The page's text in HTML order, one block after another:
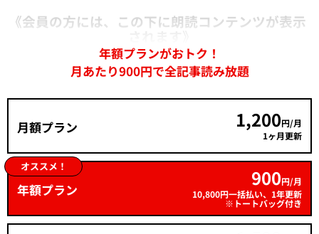
《会員の方には、この下に朗読コンテンツが表示
年額プランがおトク！
月あたり900円で全記事読み放題
月額プラン 1,200円/月
1ヶ月更新
オススメ！
年額プラン 900円/月
10,800円一括払い、1年更新
※トートバッグ付き